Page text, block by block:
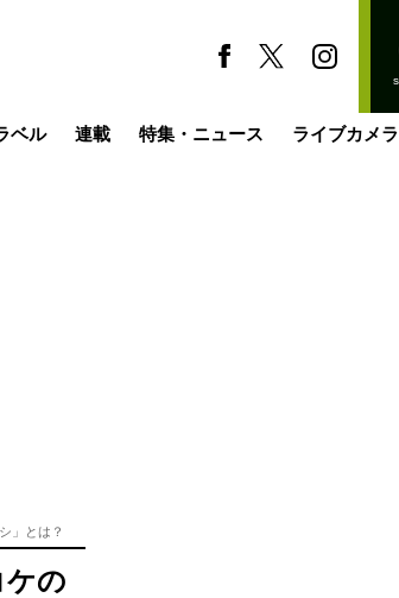
ベル 連載 特集・ニュース ライブカメラ
」とは？
ケの